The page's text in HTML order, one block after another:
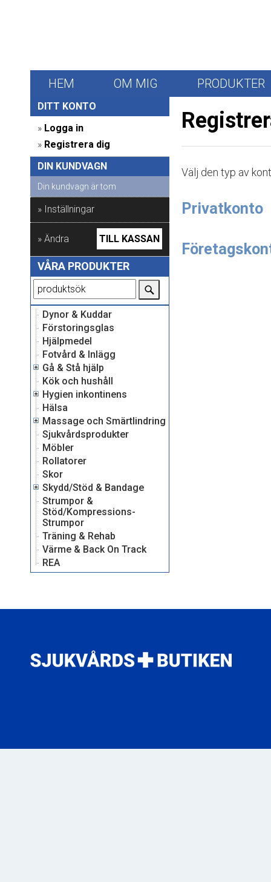
HEM OM MIG PRODUKTER
DITT KONTO
» Logga in
» Registrera dig
DIN KUNDVAGN
Din kundvagn är tom
» Inställningar
» Ändra TILL KASSAN
VÅRA PRODUKTER
Dynor & Kuddar
Förstoringsglas
Hjälpmedel
Fotvård & Inlägg
Gå & Stå hjälp
Kök och hushåll
Hygien inkontinens
Hälsa
Massage och Smärtlindring
Sjukvårdsprodukter
Möbler
Rollatorer
Skor
Skydd/Stöd & Bandage
Strumpor &
Stöd/Kompressions-
Strumpor
Träning & Rehab
Värme & Back On Track
REA
Välj den typ av
Privatkonto